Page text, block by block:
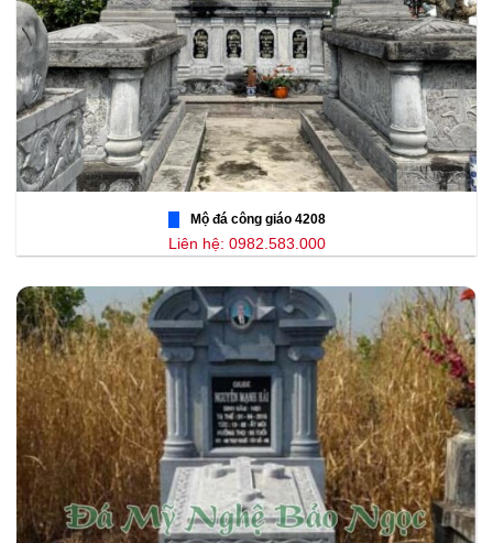
Mộ đá công giáo 4208
Liên hệ: 0982.583.000